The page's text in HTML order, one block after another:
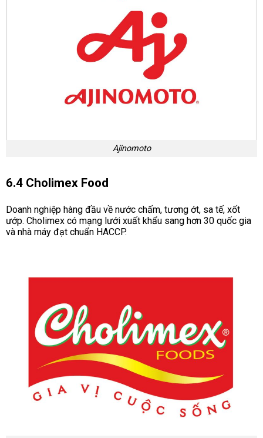
Ajinomoto
6.4 Cholimex Food
Doanh nghiệp hàng đầu về nước chấm, tương ớt, sa tế, xốt
ướp. Cholimex có mạng lưới xuất khẩu sang hơn 30 quốc gia
và nhà máy đạt chuẩn HACCP.